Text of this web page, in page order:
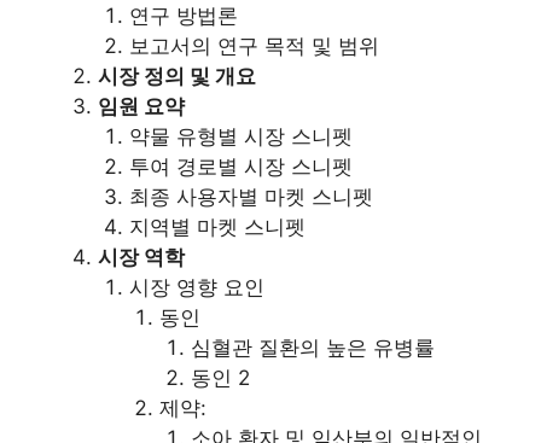
연구 방법론
보고서의 연구 목적 및 범위
시장 정의 및 개요
임원 요약
약물 유형별 시장 스니펫
투여 경로별 시장 스니펫
최종 사용자별 마켓 스니펫
지역별 마켓 스니펫
시장 역학
시장 영향 요인
동인
심혈관 질환의 높은 유병률
동인 2
제약: